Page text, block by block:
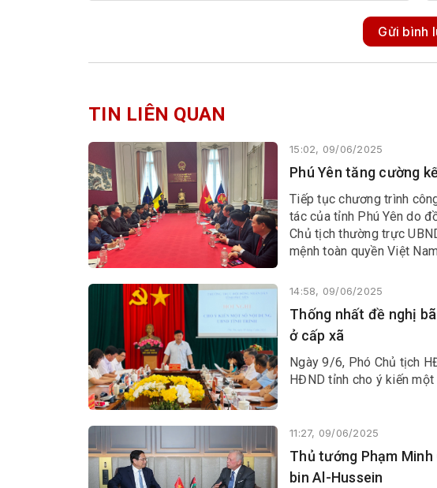
Gửi bình
TIN LIÊN QUAN
15:02, 09/06/2025
Phú Yên tăng cường
Tiếp tục chương trình
tác của tỉnh Phú Yên do
Chủ tịch thường trực
mệnh toàn quyền Việt
14:58, 09/06/2025
Thống nhất đề nghị
ở cấp xã
Ngày 9/6, Phó Chủ tịch
HĐND tỉnh cho ý kiến
11:27, 09/06/2025
Thủ tướng Phạm
bin Al-Hussein